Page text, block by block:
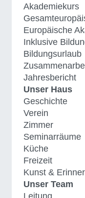
Akademiekurs
Europäische
Inklusive
Bildungsurlaub
Jahresbericht
Unser Haus
Geschichte
Verein
Zimmer
Seminarräume
Küche
Freizeit
Kunst &
Unser Team
Leitung